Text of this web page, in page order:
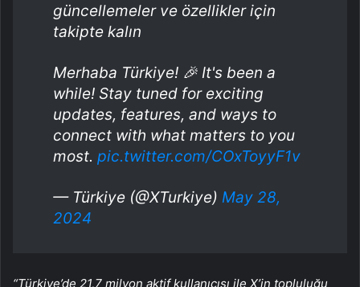
güncellemeler ve özellikler için
takipte kalın
Merhaba Türkiye! 🎉 It's been a
while! Stay tuned for exciting
updates, features, and ways to
connect with what matters to you
most. pic.twitter.com/COxToyyF1v
— Türkiye (@XTurkiye) May 28,
2024
“Türkiye’de 21,7 milyon aktif kullanıcısı ile X’in topluluğu